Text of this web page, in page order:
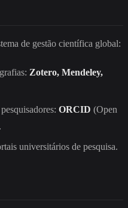
de gestão científica global:
Zotero, Mendeley,
ORCID (Open
universitários de pesquisa.